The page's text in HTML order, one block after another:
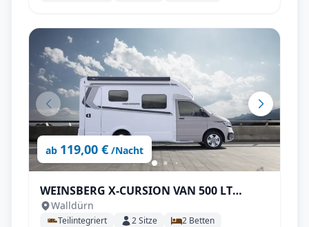
ab 119,00 € /Nacht
WEINSBERG X-CURSION VAN 500 LT
EDITION [PEPPER] Automatik
Walldürn
Teilintegriert 2Sitze 2 Betten